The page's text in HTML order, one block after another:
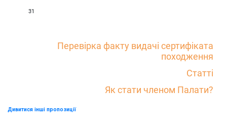
31
Перевірка факту видачі сертифіката
походження
Статті
Як стати членом Палати?
Дивитися інші пропозиції